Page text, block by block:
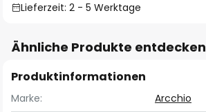
Lieferzeit: 2 - 5 Werktage
Ähnliche Produkte entdecken
Produktinformationen
Marke:
Arcchio